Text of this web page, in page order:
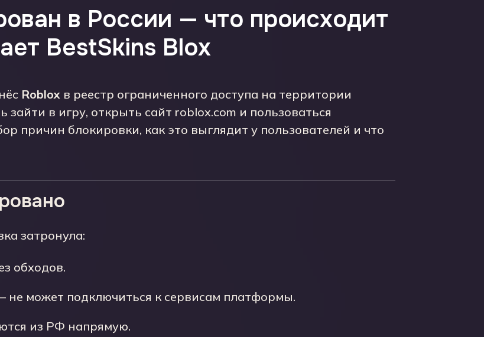
в России — что происходит
BestSkins Blox
Roblox в реестр ограниченного доступа на территории
в игру, открыть сайт roblox.com и пользоваться
блокировки, как это выглядит у пользователей и что
затронула:
обходов.
не может подключиться к сервисам платформы.
из РФ напрямую.